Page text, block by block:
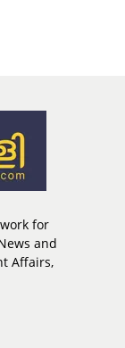
for
and
Affairs,